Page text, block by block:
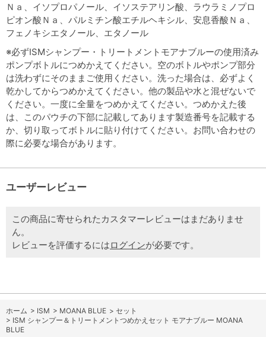
Ｎａ、イソプロパノール、イソステアリン酸、ラウラミノプロ
ピオン酸Ｎａ、パルミチン酸エチルヘキシル、安息香酸Ｎａ、
フェノキシエタノール、エタノール
※必ずISMシャンプー・トリートメントモアナブルーの使用済み
ポンプボトルにつめかえてください。空のボトルやポンプ部分
は洗わずにそのままご使用ください。洗った場合は、必ずよく
乾かしてからつめかえてください。他の製品や水と混ぜないで
ください。一度に全量をつめかえてください。つめかえた後
は、このパウチの下部に記載してあります製造番号を記載する
か、切り取ってボトルに貼り付けてください。お問い合わせの
際に必要な場合があります。
ユーザーレビュー
この商品に寄せられたカスタマーレビューはまだありませ
ん。
レビューを評価するにはログインが必要です。
ホーム > ISM > MOANA BLUE > セット
> ISM シャンプー＆トリートメントつめかえセット モアナブルー MOANA
BLUE